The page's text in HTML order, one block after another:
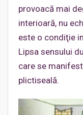
provoacă mai
interioară, nu
este o condiţie
Lipsa sensului
care se
plictiseală.